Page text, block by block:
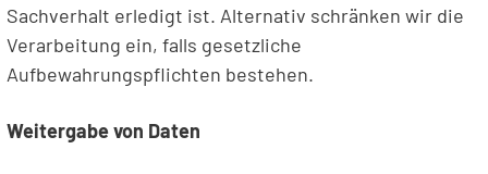
Sachverhalt erledigt ist. Alternativ schränken wir die
Verarbeitung ein, falls gesetzliche
Aufbewahrungspflichten bestehen.
Weitergabe von Daten